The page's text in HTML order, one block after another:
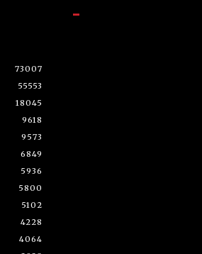
73007
55553
18045
9618
9573
6849
5936
5800
5102
4228
4064
-